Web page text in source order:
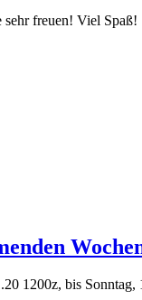
freuen! Viel Spaß!
1200z, bis